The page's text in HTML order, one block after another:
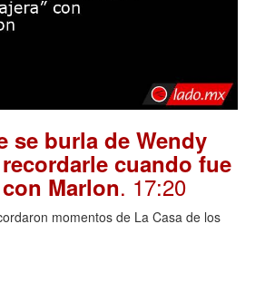
se burla de Wendy
cuando fue
Marlon. 17:20
momentos de La Casa de los